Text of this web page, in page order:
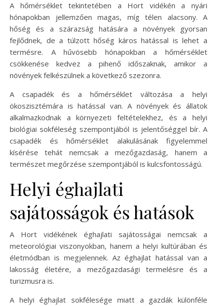
A hőmérséklet tekintetében a Hort vidékén a nyári
hónapokban jellemzően magas, míg télen alacsony. A
hőség és a szárazság hatására a növények gyorsan
fejlődnek, de a túlzott hőség káros hatással is lehet a
termésre. A hűvösebb hónapokban a hőmérséklet
csökkenése kedvez a pihenő időszaknak, amikor a
növények felkészülnek a következő szezonra.
A csapadék és a hőmérséklet változása a helyi
ökoszisztémára is hatással van. A növények és állatok
alkalmazkodnak a környezeti feltételekhez, és a helyi
biológiai sokféleség szempontjából is jelentőséggel bír. A
csapadék és hőmérséklet alakulásának figyelemmel
kísérése tehát nemcsak a mezőgazdaság, hanem a
természet megőrzése szempontjából is kulcsfontosságú.
Helyi éghajlati
sajátosságok és hatások
A Hort vidékének éghajlati sajátosságai nemcsak a
meteorológiai viszonyokban, hanem a helyi kultúrában és
életmódban is megjelennek. Az éghajlat hatással van a
lakosság életére, a mezőgazdasági termelésre és a
turizmusra is.
A helyi éghajlat sokfélesége miatt a gazdák különféle